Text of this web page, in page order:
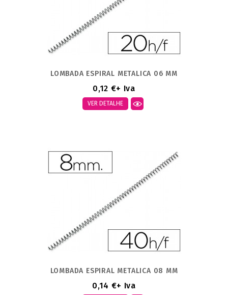
LOMBADA ESPIRAL METALICA 06 MM
0,12 €+ Iva
VER DETALHE
LOMBADA ESPIRAL METALICA 08 MM
0,14 €+ Iva